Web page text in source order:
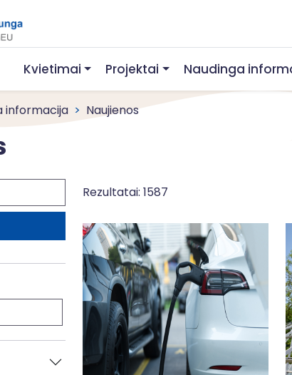
Kvietimai Projektai Naudinga
informacija Naujienos
Rezultatai: 1587